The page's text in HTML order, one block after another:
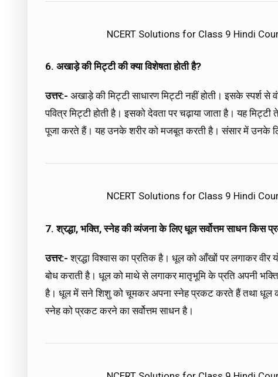
NCERT Solutions for Class 9 Hindi
6. अखाड़े की मिट्टी की क्या विशेषता होती है?
उत्तर:- अखाड़े की मिट्टी साधारण मिट्टी नहीं होती। इसके स्पर्श से
पवित्र मिट्टी होती है। इसको देवता पर चढ़ाया जाता है। यह
पूजा करते हैं। यह उनके शरीर को मजबूत करती है। संसार में उनके
NCERT Solutions for Class 9 Hindi
7. श्रद्धा, भक्ति, स्नेह की व्यंजना के लिए धूल सर्वोत्तम साधन किस
उत्तर:-श्रद्धा विश्वास का प्रतिक है। धूल को आँखों पर लगाकर वीर
बोध कराती है। धूल को माथे से लगाकर मातृभूमि के प्रति अपनी
है। धूल में सने शिशु को चूमकर अपना स्नेह प्रकट करते हैं तथा धूल
स्नेह को प्रकट करने का सर्वोत्तम साधन है।